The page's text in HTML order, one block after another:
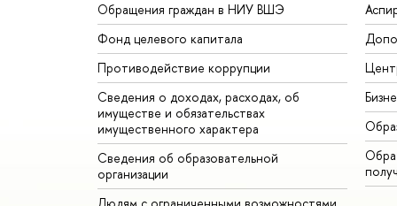
Обращения граждан в НИУ ВШЭ
Фонд целевого капитала
Противодействие коррупции
Сведения о доходах, расходах, об
имуществе и обязательствах
имущественного характера
Сведения об образовательной
организации